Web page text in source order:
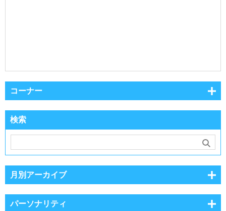
コーナー
検索
月別アーカイブ
パーソナリティ